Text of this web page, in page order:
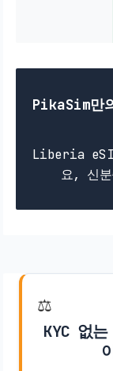
PikaSim만
Liberia
요, 신
⚖️
KYC 없